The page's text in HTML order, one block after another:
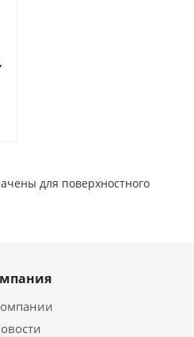
для поверхностного